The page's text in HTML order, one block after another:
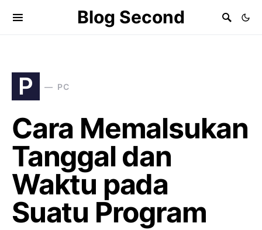
Blog Second
P PC
Cara Memalsukan
Tanggal dan
Waktu pada
Suatu Program